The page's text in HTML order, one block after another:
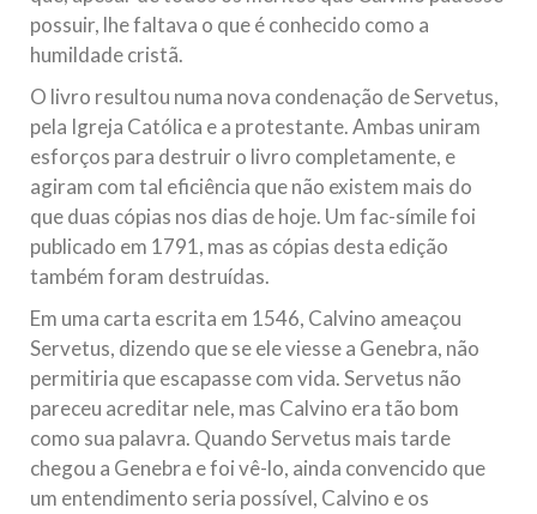
possuir, lhe faltava o que é conhecido como a
humildade cristã.
O livro resultou numa nova condenação de Servetus,
pela Igreja Católica e a protestante. Ambas uniram
esforços para destruir o livro completamente, e
agiram com tal eficiência que não existem mais do
que duas cópias nos dias de hoje. Um fac-símile foi
publicado em 1791, mas as cópias desta edição
também foram destruídas.
Em uma carta escrita em 1546, Calvino ameaçou
Servetus, dizendo que se ele viesse a Genebra, não
permitiria que escapasse com vida. Servetus não
pareceu acreditar nele, mas Calvino era tão bom
como sua palavra. Quando Servetus mais tarde
chegou a Genebra e foi vê-lo, ainda convencido que
um entendimento seria possível, Calvino e os